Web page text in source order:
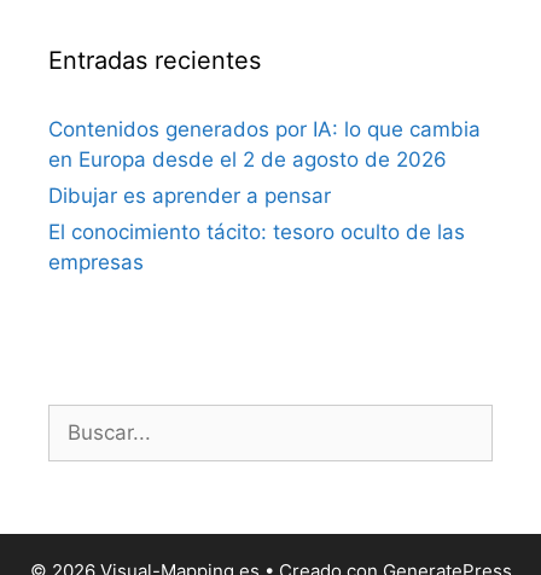
Entradas recientes
Contenidos generados por IA: lo que cambia
en Europa desde el 2 de agosto de 2026
Dibujar es aprender a pensar
El conocimiento tácito: tesoro oculto de las
empresas
© 2026 Visual-Mapping.es • Creado con GeneratePress